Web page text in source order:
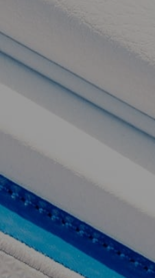
LAB
Golf News ゴルフニュース
製品レビュー
フ
HYBRIDS
IRONS アイアン
WEDGES ウェッジ